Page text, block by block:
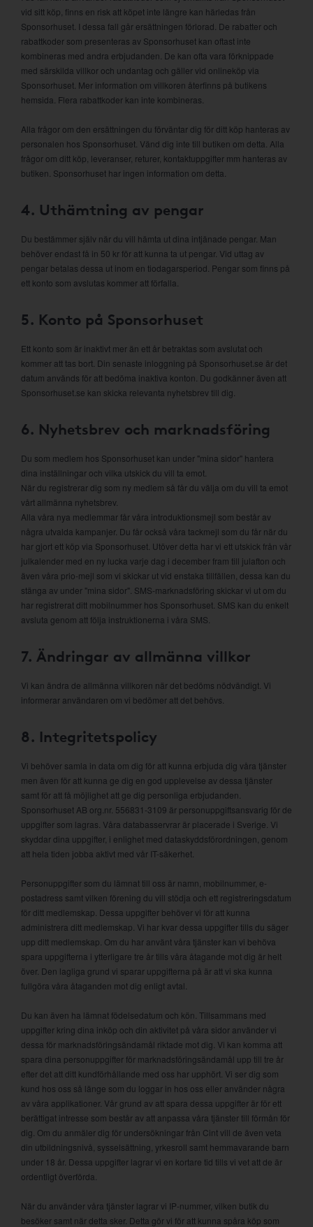
vid sitt köp, finns en risk att köpet inte längre kan härledas från
Sponsorhuset. I dessa fall går ersättningen förlorad. De rabatter och
rabattkoder som presenteras av Sponsorhuset kan oftast inte
kombineras med andra erbjudanden. De kan ofta vara förknippade
med särskilda villkor och undantag och gäller vid onlineköp via
Sponsorhuset. Mer information om villkoren återfinns på butikens
hemsida. Flera rabattkoder kan inte kombineras.
Alla frågor om den ersättningen du förväntar dig för ditt köp hanteras av
personalen hos Sponsorhuset. Vänd dig inte till butiken om detta. Alla
frågor om ditt köp, leveranser, returer, kontaktuppgifter mm hanteras av
butiken. Sponsorhuset har ingen information om detta.
4. Uthämtning av pengar
Du bestämmer själv när du vill hämta ut dina intjänade pengar. Man
behöver endast få in 50 kr för att kunna ta ut pengar. Vid uttag av
pengar betalas dessa ut inom en tiodagarsperiod. Pengar som finns på
ett konto som avslutas kommer att förfalla.
5. Konto på Sponsorhuset
Ett konto som är inaktivt mer än ett år betraktas som avslutat och
kommer att tas bort. Din senaste inloggning på Sponsorhuset.se är det
datum används för att bedöma inaktiva konton. Du godkänner även att
Sponsorhuset.se kan skicka relevanta nyhetsbrev till dig.
6. Nyhetsbrev och marknadsföring
Du som medlem hos Sponsorhuset kan under "mina sidor" hantera
dina inställningar och vilka utskick du vill ta emot.
När du registrerar dig som ny medlem så får du välja om du vill ta emot
vårt allmänna nyhetsbrev.
Alla våra nya medlemmar får våra introduktionsmejl som består av
några utvalda kampanjer. Du får också våra tackmejl som du får när du
har gjort ett köp via Sponsorhuset. Utöver detta har vi ett utskick från vår
julkalender med en ny lucka varje dag i december fram till julafton och
även våra prio-mejl som vi skickar ut vid enstaka tillfällen, dessa kan du
stänga av under "mina sidor". SMS-marknadsföring skickar vi ut om du
har registrerat ditt mobilnummer hos Sponsorhuset. SMS kan du enkelt
avsluta genom att följa instruktionerna i våra SMS.
7. Ändringar av allmänna villkor
Vi kan ändra de allmänna villkoren när det bedöms nödvändigt. Vi
informerar användaren om vi bedömer att det behövs.
8. Integritetspolicy
Vi behöver samla in data om dig för att kunna erbjuda dig våra tjänster
men även för att kunna ge dig en god upplevelse av dessa tjänster
samt för att få möjlighet att ge dig personliga erbjudanden.
Sponsorhuset AB org.nr. 556831-3109 är personuppgiftsansvarig för de
uppgifter som lagras. Våra databasservrar är placerade i Sverige. Vi
skyddar dina uppgifter, i enlighet med dataskyddsförordningen, genom
att hela tiden jobba aktivt med vår IT-säkerhet.
Personuppgifter som du lämnat till oss är namn, mobilnummer, e-
postadress samt vilken förening du vill stödja och ett registreringsdatum
för ditt medlemskap. Dessa uppgifter behöver vi för att kunna
administrera ditt medlemskap. Vi har kvar dessa uppgifter tills du säger
upp ditt medlemskap. Om du har använt våra tjänster kan vi behöva
spara uppgifterna i ytterligare tre år tills våra åtagande mot dig är helt
över. Den lagliga grund vi sparar uppgifterna på är att vi ska kunna
fullgöra våra åtaganden mot dig enligt avtal.
Du kan även ha lämnat födelsedatum och kön. Tillsammans med
uppgifter kring dina inköp och din aktivitet på våra sidor använder vi
dessa för marknadsföringsändamål riktade mot dig. Vi kan komma att
spara dina personuppgifter för marknadsföringsändamål upp till tre år
efter det att ditt kundförhållande med oss har upphört. Vi ser dig som
kund hos oss så länge som du loggar in hos oss eller använder några
av våra applikationer. Vår grund av att spara dessa uppgifter är för ett
berättigat intresse som består av att anpassa våra tjänster till förmån för
dig. Om du anmäler dig för undersökningar från Cint vill de även veta
din utbildningsnivå, sysselsättning, yrkesroll samt hemmavarande barn
under 18 år. Dessa uppgifter lagrar vi en kortare tid tills vi vet att de är
ordentligt överförda.
När du använder våra tjänster lagrar vi IP-nummer, vilken butik du
besöker samt när detta sker. Detta gör vi för att kunna spåra köp som